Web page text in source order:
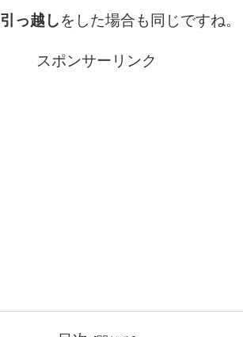
引っ越しをした場合も同じですね。
スポンサーリンク